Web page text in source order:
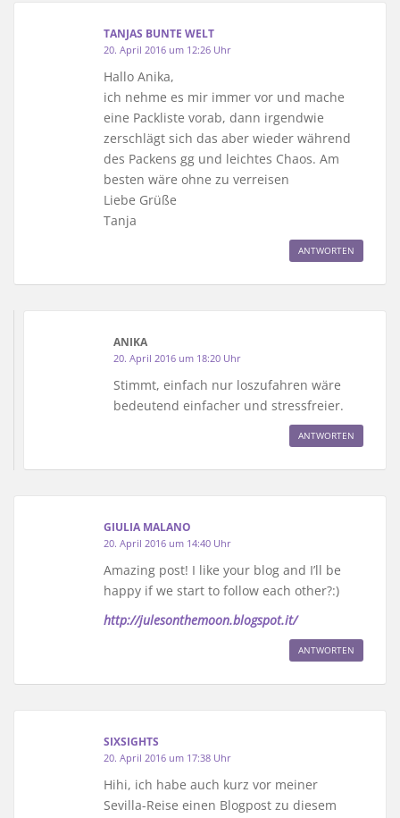
TANJAS BUNTE WELT
20. April 2016 um 12:26 Uhr
Hallo Anika,
ich nehme es mir immer vor und mache
eine Packliste vorab, dann irgendwie
zerschlägt sich das aber wieder während
des Packens gg und leichtes Chaos. Am
besten wäre ohne zu verreisen
Liebe Grüße
Tanja
ANTWORTEN
ANIKA
20. April 2016 um 18:20 Uhr
Stimmt, einfach nur loszufahren wäre
bedeutend einfacher und stressfreier.
ANTWORTEN
GIULIA MALANO
20. April 2016 um 14:40 Uhr
Amazing post! I like your blog and I’ll be
happy if we start to follow each other?:)
http://julesonthemoon.blogspot.it/
ANTWORTEN
SIXSIGHTS
20. April 2016 um 17:38 Uhr
Hihi, ich habe auch kurz vor meiner
Sevilla-Reise einen Blogpost zu diesem